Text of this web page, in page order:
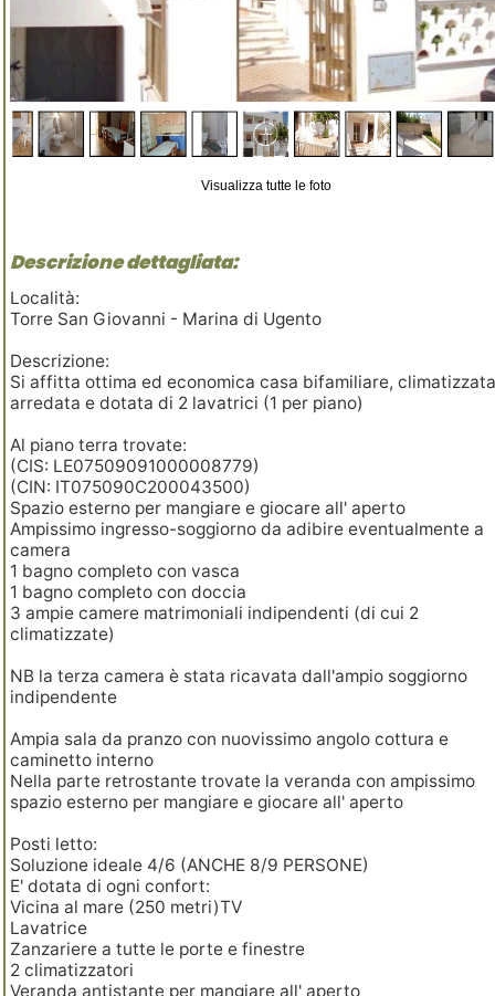
Visualizza tutte le foto
Descrizione dettagliata:
Località:
Torre San Giovanni - Marina di Ugento
Descrizione:
Si affitta ottima ed economica casa bifamiliare,
arredata e dotata di 2 lavatrici (1 per piano)
Al piano terra trovate:
(CIS: LE07509091000008779)
(CIN: IT075090C200043500)
Spazio esterno per mangiare e giocare all' aperto
Ampissimo ingresso-soggiorno da adibire eventualmente a
camera
1 bagno completo con vasca
1 bagno completo con doccia
3 ampie camere matrimoniali indipendenti (di cui 2
climatizzate)
NB la terza camera è stata ricavata dall'ampio soggiorno
indipendente
Ampia sala da pranzo con nuovissimo angolo cottura e
caminetto interno
Nella parte retrostante trovate la veranda con ampissimo
spazio esterno per mangiare e giocare all' aperto
Posti letto:
Soluzione ideale 4/6 (ANCHE 8/9 PERSONE)
E' dotata di ogni confort:
Vicina al mare (250 metri)TV
Lavatrice
Zanzariere a tutte le porte e finestre
2 climatizzatori
Veranda antistante per mangiare all' aperto